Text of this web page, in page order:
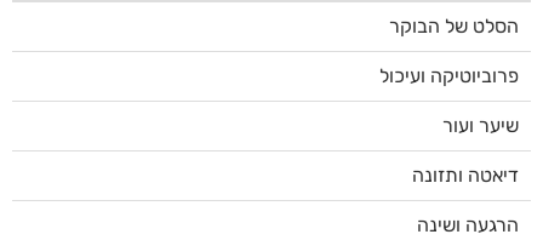
הסלט של הבוקר
פרוביוטיקה ועיכול
שיער ועור
דיאטה ותזונה
הרגעה ושינה